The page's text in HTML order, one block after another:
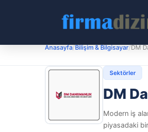
Anasayfa/Bilişim & Bilgisayar/DM
Sektörler
DM
Modern iş
piyasadaki